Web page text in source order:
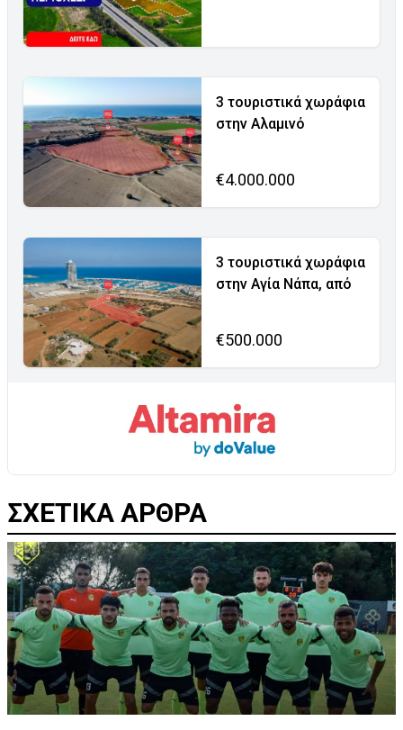
3 τουριστικά χωράφια
στην Αλαμινό
€4.000.000
3 τουριστικά χωράφια
στην Αγία Νάπα, από
€500.000
ΣΧΕΤΙΚΑ ΑΡΘΡΑ